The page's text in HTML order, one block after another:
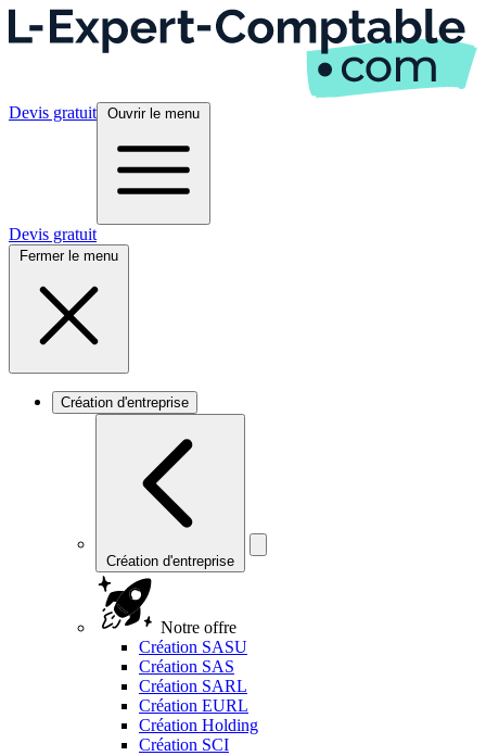
Devis gratuit Ouvrir le menu
Devis gratuit
Fermer le menu
Création d'entreprise
Création d'entreprise
Notre offre
Création SASU
Création SAS
Création SARL
Création EURL
Création Holding
Création SCI